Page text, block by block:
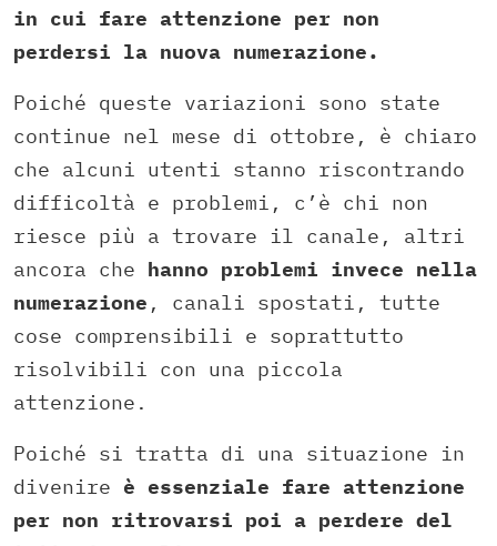
in cui fare attenzione per non
perdersi la nuova numerazione.
Poiché queste variazioni sono state
continue nel mese di ottobre, è chiaro
che alcuni utenti stanno riscontrando
difficoltà e problemi, c’è chi non
riesce più a trovare il canale, altri
ancora che hanno problemi invece nella
numerazione , canali spostati, tutte
cose comprensibili e soprattutto
risolvibili con una piccola
attenzione.
Poiché si tratta di una situazione in
divenire è essenziale fare attenzione
per non ritrovarsi poi a perdere del